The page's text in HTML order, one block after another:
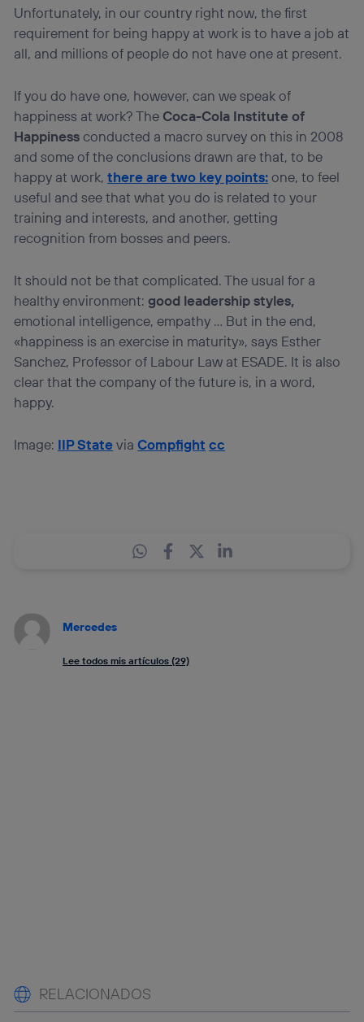
Unfortunately, in our country right now, the first
requirement for being happy at work is to have a job at
all, and millions of people do not have one at present.
If you do have one, however, can we speak of
happiness at work? The Coca-Cola Institute of
Happinessconducted a macro survey on this in 2008
and some of the conclusions drawn are that, to be
happy at work,there are two key points:one, to feel
useful and see that what you do is related to your
training and interests, and another, getting
recognition from bosses and peers.
It should not be that complicated. The usual for a
healthy environment:good leadership styles,
emotional intelligence, empathy … But in the end,
«happiness is an exercise in maturity», says Esther
Sanchez, Professor of Labour Law at ESADE. It is also
clear that the company of the future is, in a word,
happy.
Image: IIP StateviaCompfight cc
Mercedes
Lee todos mis artículos (29)
RELACIONADOS